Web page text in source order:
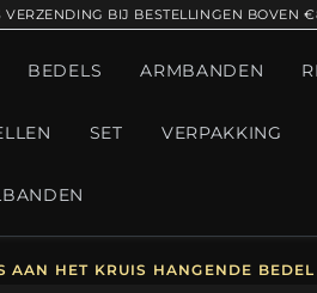
VERZENDING BIJ BESTELLINGEN BOVEN
BEDELS ARMBANDEN
SET VERPAKKING
AAN HET KRUIS HANGENDE BEDEL